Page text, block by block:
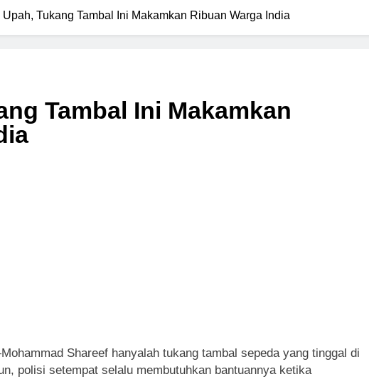
Upah, Tukang Tambal Ini Makamkan Ribuan Warga India
Tambal Ini Makamkan
Shareef hanyalah tukang tambal sepeda yang tinggal di
polisi setempat selalu membutuhkan bantuannya ketika